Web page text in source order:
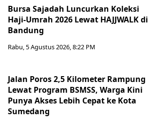
Bursa Sajadah Luncurkan Koleksi
Haji-Umrah 2026 Lewat HAJJWALK di
Bandung
Rabu, 5 Agustus 2026, 8:22 PM
Jalan Poros 2,5 Kilometer Rampung
Lewat Program BSMSS, Warga Kini
Punya Akses Lebih Cepat ke Kota
Sumedang